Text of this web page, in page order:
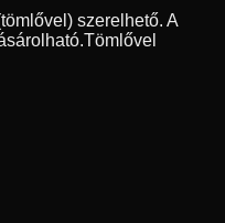
szerelhető. A
Tömlővel